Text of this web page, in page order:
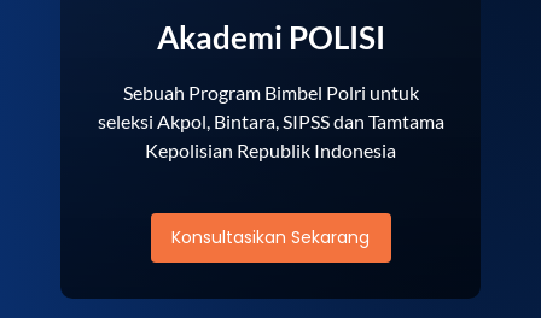
Akademi POLISI
Sebuah Program Bimbel Polri untuk
seleksi Akpol, Bintara, SIPSS dan Tamtama
Kepolisian Republik Indonesia
Konsultasikan Sekarang